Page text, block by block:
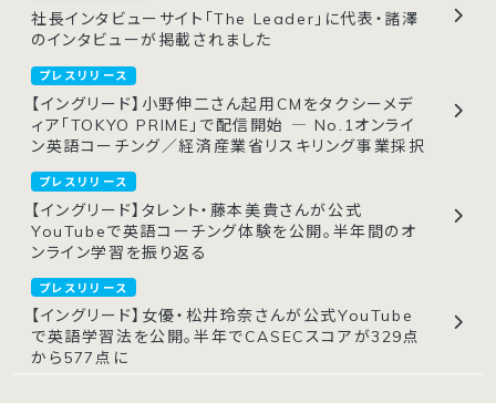
社長インタビューサイト「The Leader」に代表・諸澤
のインタビューが掲載されました
プレスリリース
【イングリード】小野伸二さん起用CMをタクシーメデ
ィア「TOKYO PRIME」で配信開始 ― No.1オンライ
ン英語コーチング／経済産業省リスキリング事業採択
プレスリリース
【イングリード】タレント・藤本美貴さんが公式
YouTubeで英語コーチング体験を公開。半年間のオ
ンライン学習を振り返る
プレスリリース
【イングリード】女優・松井玲奈さんが公式YouTube
で英語学習法を公開。半年でCASECスコアが329点
から577点に